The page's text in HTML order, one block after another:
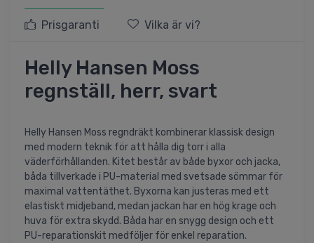
Prisgaranti Vilka är vi?
Helly Hansen Moss
regnställ, herr, svart
Helly Hansen Moss regndräkt kombinerar klassisk design
med modern teknik för att hålla dig torr i alla
väderförhållanden. Kitet består av både byxor och jacka,
båda tillverkade i PU-material med svetsade sömmar för
maximal vattentäthet. Byxorna kan justeras med ett
elastiskt midjeband, medan jackan har en hög krage och
huva för extra skydd. Båda har en snygg design och ett
PU-reparationskit medföljer för enkel reparation.